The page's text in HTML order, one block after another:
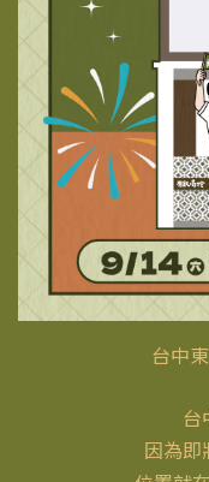
台中
台
因為即